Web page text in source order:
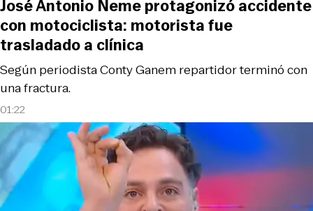
01:22
Según periodista Conty Ganem repartidor terminó con
una fractura.
José Antonio Neme protagonizó accidente
con motociclista: motorista fue
trasladado a clínica